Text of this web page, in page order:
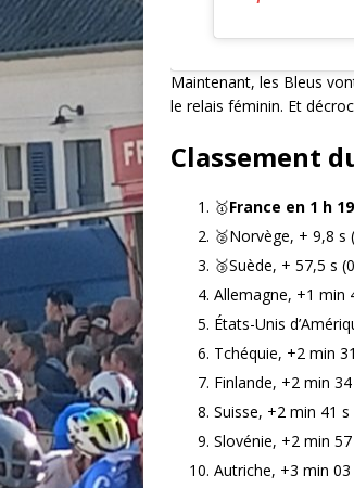
Maintenant, les Bleus
le relais féminin. Et
Classement
🥇France en 1 h
🥈Norvège, + 9,8 s
🥉Suède, + 57,5 s
Allemagne, +1 min
États-Unis
Tchéquie, +2 min
Finlande, +2 min
Suisse, +2 min 41 s
Slovénie, +2 min
Autriche, +3 min 03